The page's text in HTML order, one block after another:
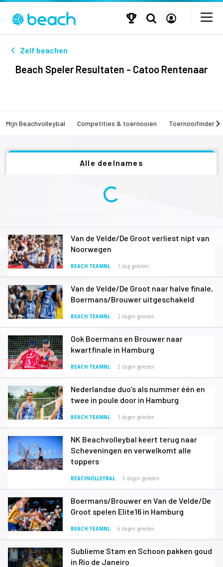
Zelf beachen
Beach Speler Resultaten - Catoo Rentenaar
Mijn Beachvolleybal Competities & toernooien Toernooifinder
Alle deelnames
Van de Velde/De Groot verliest nipt van
Noorwegen
BEACH TEAMNL 1 dag geleden
Van de Velde/De Groot naar halve finale,
Boermans/Brouwer uitgeschakeld
BEACH TEAMNL 2 dagen geleden
Ook Boermans en Brouwer naar
kwartfinale in Hamburg
BEACH TEAMNL 2 dagen geleden
Nederlandse duo’s als nummer één en
twee in poule door in Hamburg
BEACH TEAMNL 3 dagen geleden
NK Beachvolleybal keert terug naar
Scheveningen en verwelkomt alle
toppers
BEACHVOLLEYBAL 5 dagen geleden
Boermans/Brouwer en Van de Velde/De
Groot spelen Elite16 in Hamburg
BEACH TEAMNL 6 dagen geleden
Sublieme Stam en Schoon pakken goud
in Rio de Janeiro